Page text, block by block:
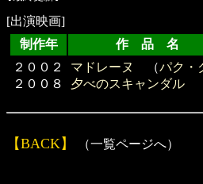
[出演映画]
制作年
作 品 名
２００２
２００８
マドレーヌ （パク・
夕べのスキャンダル
【BACK】 （一覧ページへ）